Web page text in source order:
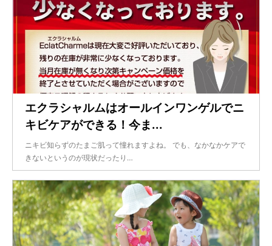
エクラシャルムはオールインワンゲルでニ
キビケアができる！今ま...
ニキビ知らずのたまご肌って憧れますよね。 でも、なかなかケアで
きないというのが現状だったり…